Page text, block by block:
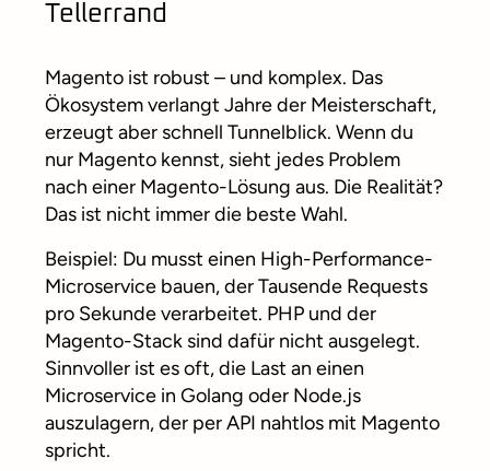
Tellerrand
Magento ist robust – und komplex. Das
Ökosystem verlangt Jahre der Meisterschaft,
erzeugt aber schnell Tunnelblick. Wenn du
nur Magento kennst, sieht jedes Problem
nach einer Magento-Lösung aus. Die Realität?
Das ist nicht immer die beste Wahl.
Beispiel: Du musst einen High-Performance-
Microservice bauen, der Tausende Requests
pro Sekunde verarbeitet. PHP und der
Magento-Stack sind dafür nicht ausgelegt.
Sinnvoller ist es oft, die Last an einen
Microservice in Golang oder Node.js
auszulagern, der per API nahtlos mit Magento
spricht.